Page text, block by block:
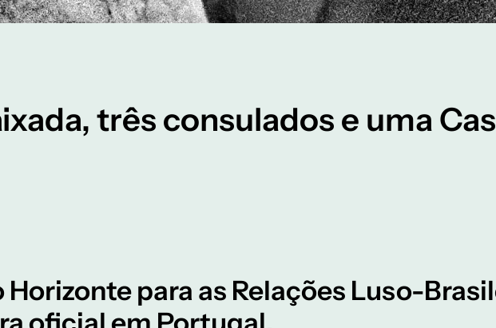
três consulados e uma
Horizonte para as Relações Luso-